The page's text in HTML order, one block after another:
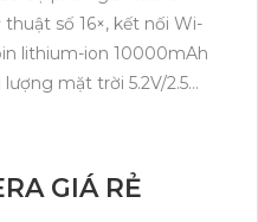
số 16×, kết nối Wi-
lithium-ion 10000mAh
mặt trời 5.2V/2.5W.
GIÁ RẺ